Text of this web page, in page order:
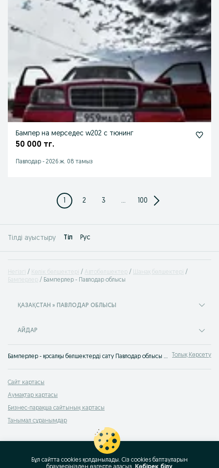
Бампер на мерседес w202 с тюнинг
50 000 тг.
Павлодар - 2026 ж. 08 тамыз
1 2 3 ... 100
Тілді ауыстыру Tіл Рус
Негізгі Көлік бөлшектері Автобөлшектер
Шанақ бөлшектері
Бамперлер
Бамперлер - Павлодар облысы
ҚАЗАҚСТАН » ПАВЛОДАР ОБЛЫСЫ
АЙДАР
Бамперлер - қосалқы бөлшектерді сату Павлодар облысы ✔️ Жаңа және қосалқы бөлшектерді сатып алу - Бамперлер тиімді бағамен ➤ OLX.kz! Толық Көрсету
Сайт картасы
Аумақтар картасы
Бизнес-парақша сайтының картасы
Танымал сұранымдар
Бұл сайтта cookies қолданылады. Сіз cookies баптауларын